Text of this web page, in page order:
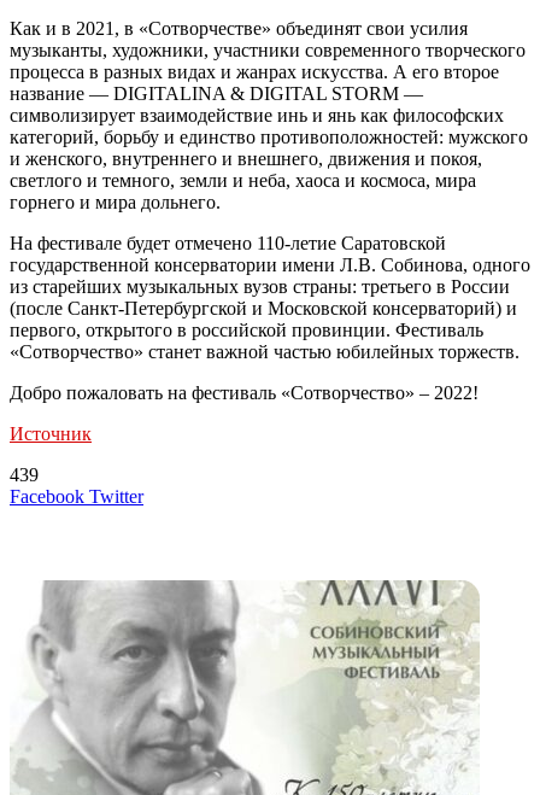
Как и в 2021, в «Сотворчестве» объединят свои усилия
музыканты, художники, участники современного творческого
процесса в разных видах и жанрах искусства. А его второе
название — DIGITALINA & DIGITAL STORM —
символизирует взаимодействие инь и янь как философских
категорий, борьбу и единство противоположностей: мужского
и женского, внутреннего и внешнего, движения и покоя,
светлого и темного, земли и неба, хаоса и космоса, мира
горнего и мира дольнего.
На фестивале будет отмечено 110-летие Саратовской
государственной консерватории имени Л.В. Собинова, одного
из старейших музыкальных вузов страны: третьего в России
(после Санкт-Петербургской и Московской консерваторий) и
первого, открытого в российской провинции. Фестиваль
«Сотворчество» станет важной частью юбилейных торжеств.
Добро пожаловать на фестиваль «Сотворчество» – 2022!
Источник
439
Facebook TwitterLinkedIn
Tumblr
Reddit
Вконтакте
Одноклассники
Skype
Messenger
Messenger
WhatsApp
Telegram
Viber
Line
Поделиться
Печатать